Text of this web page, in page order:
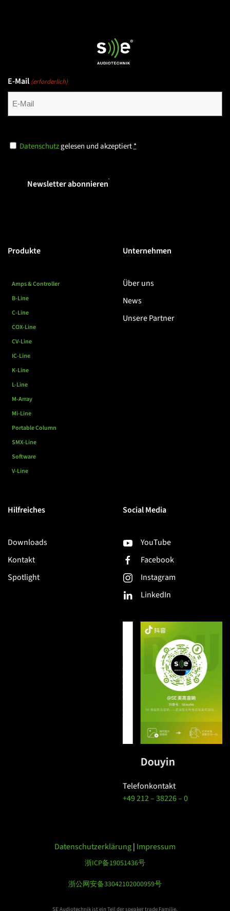
E-Mail (erforderlich)
(erforderlich)
Datenschutzgelesen und akzeptiert*
Newsletter abonnieren
Produkte
Amps & Controller
B-Line
C-Line
COX-Line
CV-Line
IC-Line
K-Line
L-Line
M-Array
Mi-Line
Portable Column
SMX-Line
Software
V-Line
Unternehmen
Über uns
News
Unsere Partner
Hilfreiches
Downloads
Kontakt
Spotlight
Social Media
YouTube
Facebook
Instagram
LinkedIn
Douyin
Telefonkontakt
+49 212 – 38226 – 0
Datenschutzerklärung| Impressum
浙ICP备19051436号
浙公网安备33042102000959号
SE Audiotechnik ist ein Teil der speaker trade Familie.